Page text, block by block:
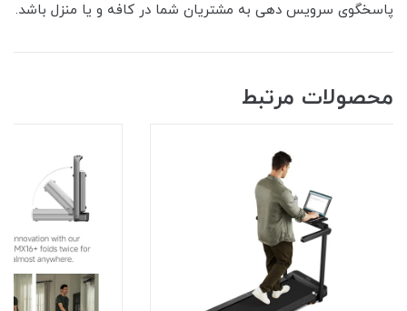
پاسخگوی سرویس دهی به مشتریان شما در کافه و یا منزل باشد.
محصولات مرتبط